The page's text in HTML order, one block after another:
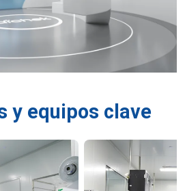
y equipos clave